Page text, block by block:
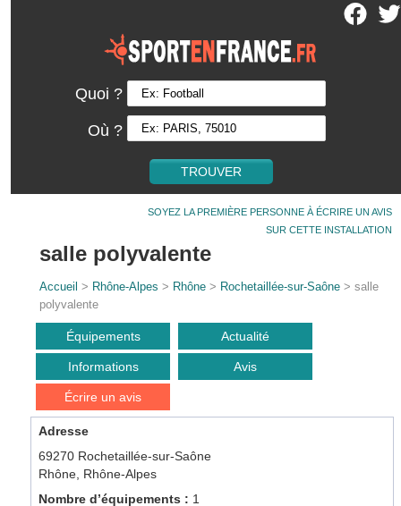
Quoi ?
Où ?
SOYEZ LA PREMIÈRE PERSONNE À ÉCRIRE UN AVIS
SUR CETTE INSTALLATION
salle polyvalente
Accueil > Rhône-Alpes > Rhône > Rochetaillée-sur-Saône > salle
polyvalente
Équipements Actualité
Informations Avis
Écrire un avis
Adresse
69270 Rochetaillée-sur-Saône
Rhône, Rhône-Alpes
Nombre d’équipements : 1